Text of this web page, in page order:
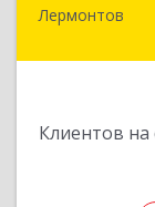
Лермонтов
Клиентов